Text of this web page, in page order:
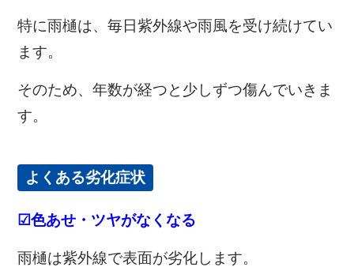
特に雨樋は、毎日紫外線や雨風を受け続けてい
ます。
そのため、年数が経つと少しずつ傷んでいきま
す。
よくある劣化症状
☑色あせ・ツヤがなくなる
雨樋は紫外線で表面が劣化します。